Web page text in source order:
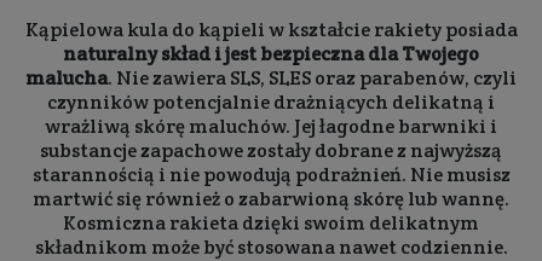
Kąpielowa kula do kąpieli w kształcie rakiety posiada
naturalny skład i jest bezpieczna dla Twojego
malucha. Nie zawiera SLS, SLES oraz parabenów, czyli
czynników potencjalnie drażniących delikatną i
wrażliwą skórę maluchów. Jej łagodne barwniki i
substancje zapachowe zostały dobrane z najwyższą
starannością i nie powodują podrażnień. Nie musisz
martwić się również o zabarwioną skórę lub wannę.
Kosmiczna rakieta dzięki swoim delikatnym
składnikom może być stosowana nawet codziennie.